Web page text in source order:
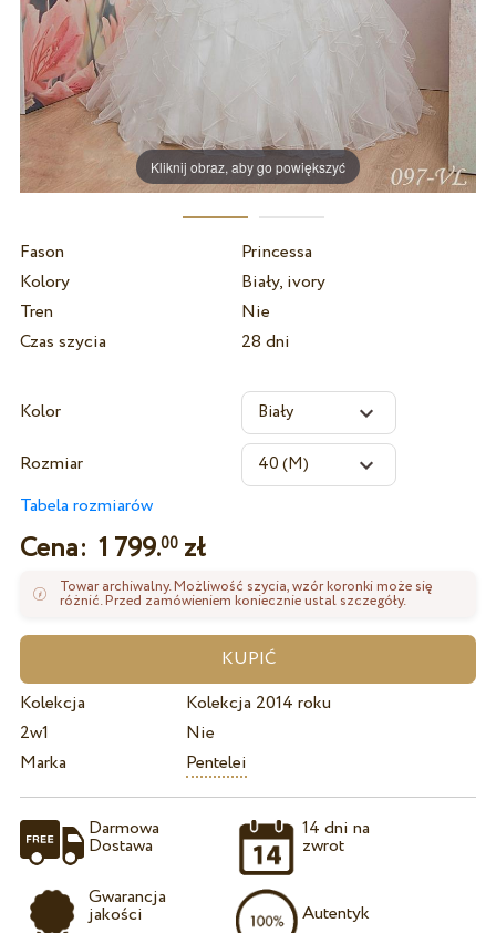
Kliknij obraz, aby go powiększyć
Fason
Princessa
Kolory
Biały, ivory
Tren
Nie
Czas szycia
28 dni
Kolor
Rozmiar
Tabela rozmiarów
Cena: 1 799.00zł
Towar archiwalny. Możliwość szycia, wzór koronki może się
różnić. Przed zamówieniem koniecznie ustal szczegóły.
Kolekcja
Kolekcja 2014 roku
2w1
Nie
Marka
Pentelei
Darmowa
Dostawa
Gwarancja
jakości
14 dni na
zwrot
Autentyk